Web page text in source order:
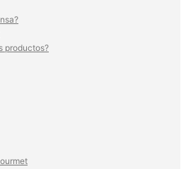
productos?